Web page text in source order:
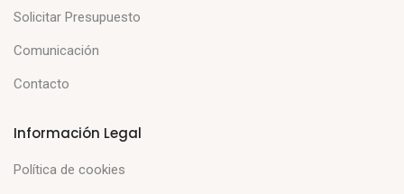
Solicitar Presupuesto
Comunicación
Contacto
Información Legal
Política de cookies